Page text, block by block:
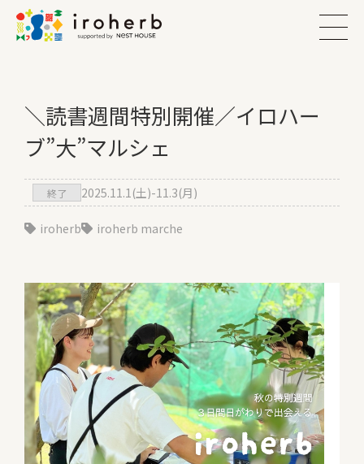
＼読書週間特別開催／イロハー
ブ”大”マルシェ
終了 2025.11.1(土)-11.3(月)
iroherb iroherb marche